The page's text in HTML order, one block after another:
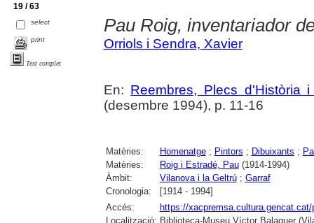
19 / 63
select
print
Text complet
Pau Roig, inventariador
Orriols i Sendra, Xavier
En: Reembres, Plecs d'Història i
(desembre 1994), p. 11-16
Matèries: Homenatge; Pintors ; Dibuixants ;
Matèries:
Roig i Estradé, Pau(1914-1994)
Àmbit:
Vilanova i la Geltrú; Garraf
Cronologia:
[1914 - 1994]
Accés:
https://
Localització: Biblioteca-Museu Víctor Balaguer